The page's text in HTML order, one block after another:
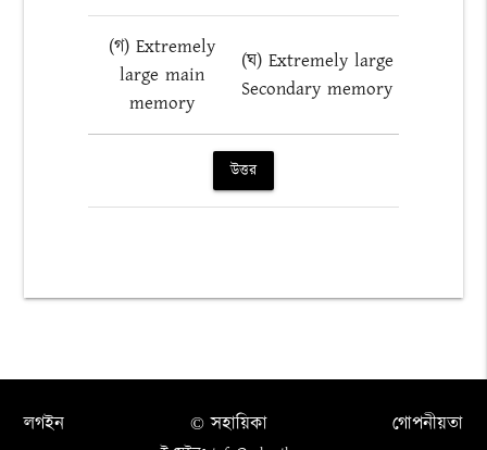
(গ) Extremely
large main
memory
(ঘ) Extremely large
Secondary memory
উত্তর
লগইন গোপনীয়তা
© সহায়িকা